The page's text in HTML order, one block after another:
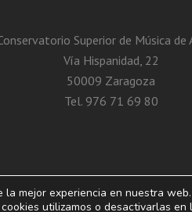
Superior de Música de
Vía Hispanidad, 22
50009 Zaragoza
Tel. 976 71 69 80
Hispanidad, n.º 22 – Zaragoza –
mejor experiencia en nuestra web.
utilizamos o desactivarlas en